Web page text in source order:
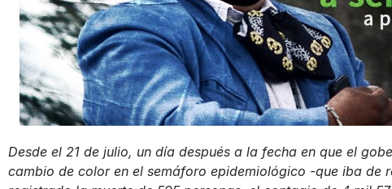
Desde el 21 de julio, un día después a la fecha en que el
cambio de color en el semáforo epidemiológico -que iba de